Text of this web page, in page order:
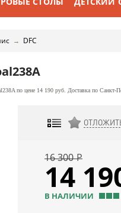
→ DFC
по цене 14 190 руб. Доставка по Санкт-
16 300 Р
14
В НАЛИЧИИ